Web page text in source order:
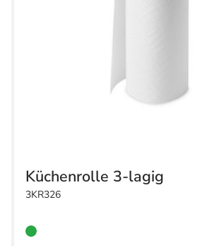
Küchenrolle 3-lagig
3KR326